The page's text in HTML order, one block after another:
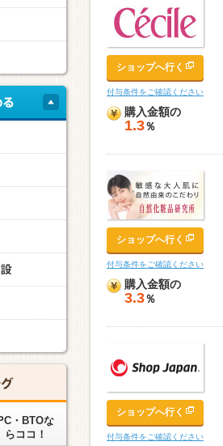
ショップへ行く
付与条件をご確認ください
購入金額の
1.3％
ショップへ行く
付与条件をご確認ください
購入金額の
3.3％
ショップへ行く
付与条件をご確認ください
・BTOな
らココ！